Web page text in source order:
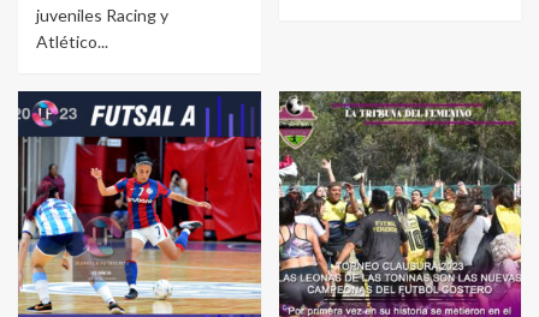
juveniles Racing y
Atlético...